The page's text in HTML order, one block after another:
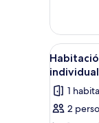
Abrir
todas
las
fotos
de
4
1
2